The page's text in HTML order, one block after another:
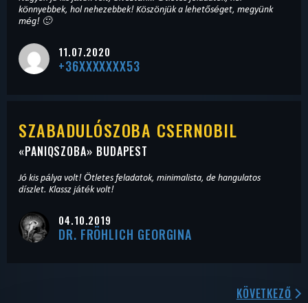
könnyebbek, hol nehezebbek! Köszönjük a lehetőséget, megyünk
még! 🙂
11.07.2020
+36XXXXXXX53
SZABADULÓSZOBA CSERNOBIL
«PANIQSZOBA» BUDAPEST
Jó kis pálya volt! Ötletes feladatok, minimalista, de hangulatos
díszlet. Klassz játék volt!
04.10.2019
DR. FRÖHLICH GEORGINA
KÖVETKEZŐ